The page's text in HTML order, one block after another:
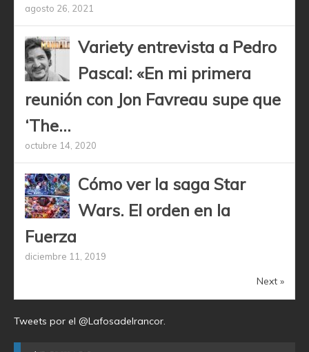
agosto 26, 2021
Variety entrevista a Pedro
Pascal: «En mi primera
reunión con Jon Favreau supe que
‘The...
octubre 14, 2020
Cómo ver la saga Star
Wars. El orden en la
Fuerza
diciembre 11, 2019
Next »
Tweets por el @Lafosadelrancor.